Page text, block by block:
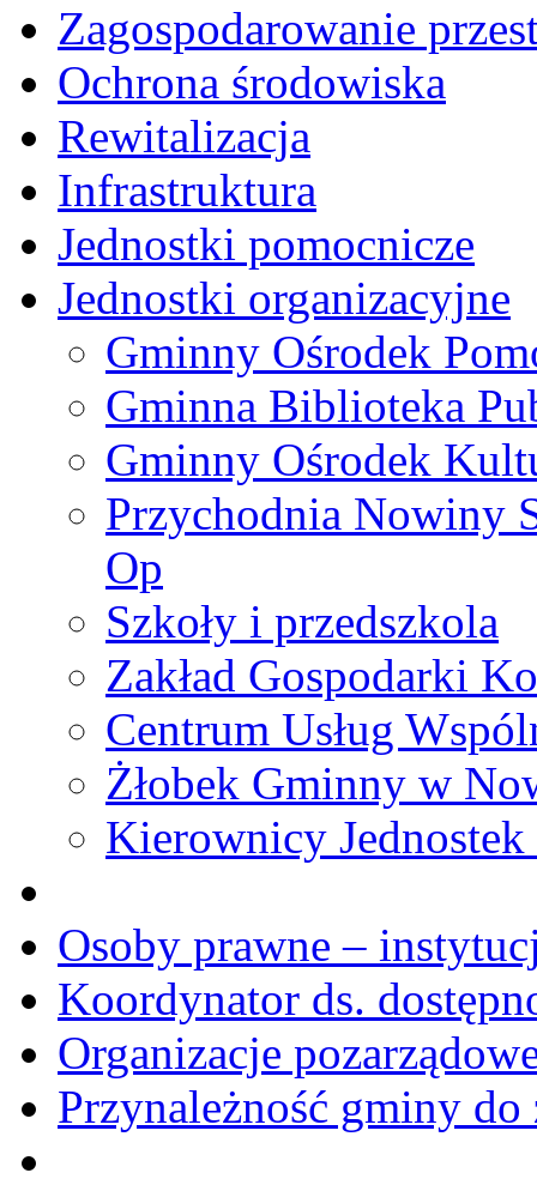
Zagospodarowanie
Ochrona środowiska
Rewitalizacja
Infrastruktura
Jednostki pomocnicze
Jednostki organizacyjne
Gminny Ośrodek
Gminna Biblioteka
Gminny Ośrodek
Przychodnia Nowiny
Op
Szkoły i przedszkola
Zakład Gospodarki
Centrum Usług
Żłobek Gminny w
Kierownicy
Osoby prawne –
Koordynator ds.
Organizacje
Przynależność gminy